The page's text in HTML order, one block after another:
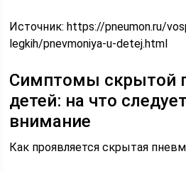
Источник:https://pneumon.ru/
legkih/pnevmoniya-u-detej.html
Симптомы скрытой
детей: на что
внимание
Как проявляется скрытая